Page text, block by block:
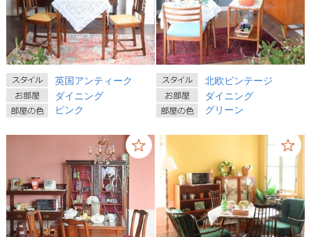
英国アンティーク
ダイニング
ピンク
北欧ビンテージ
ダイニング
グリーン